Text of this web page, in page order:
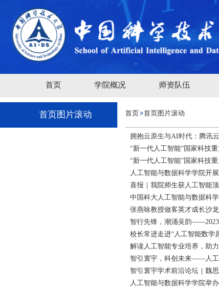
首页 学院概况 师资队伍
首页图片滚动 首页 首页图片滚动
拥抱云原生与AI时代：腾讯
“新一代人工智能”国家科技
“新一代人工智能”国家科技
人工智能与数据科学学院开
喜报｜我院师生获人工智能
中国科大人工智能与数据科
张燕咏教授做客英才成长沙
智行先锋，潮涌吴韵
校长常进走进“人工智能数学
解读人工智能专业培养，助
智引寰宇，科创未来——人工
智引寰宇学术前沿论坛｜魏
人工智能与数据科学学院举